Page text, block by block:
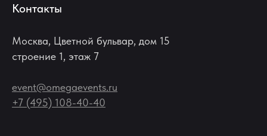
Контакты
Москва, Цветной бульвар, дом 15
строение 1, этаж 7
event@omegaevents.ru
+7 (495) 108-40-40